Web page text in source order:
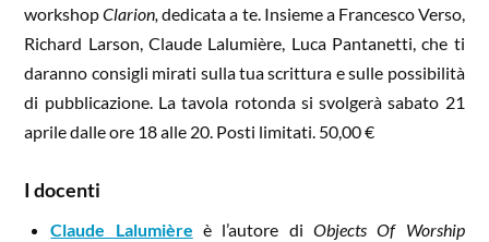
workshopClarion,dedicata a te. Insieme a Francesco Verso,
Richard Larson, Claude Lalumière, Luca Pantanetti, che ti
daranno consigli mirati sulla tua scrittura e sulle possibilità
di pubblicazione. La tavola rotonda si svolgerà sabato 21
aprile dalle ore 18 alle 20. Posti limitati. 50,00 €
I docenti
Claude Lalumière è l’autore di Objects Of Worship